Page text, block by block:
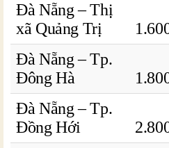
Đà Nẵng – Thị
xã Quảng Trị
Đà Nẵng – Tp.
Đông Hà
Đà Nẵng – Tp.
Đồng Hới